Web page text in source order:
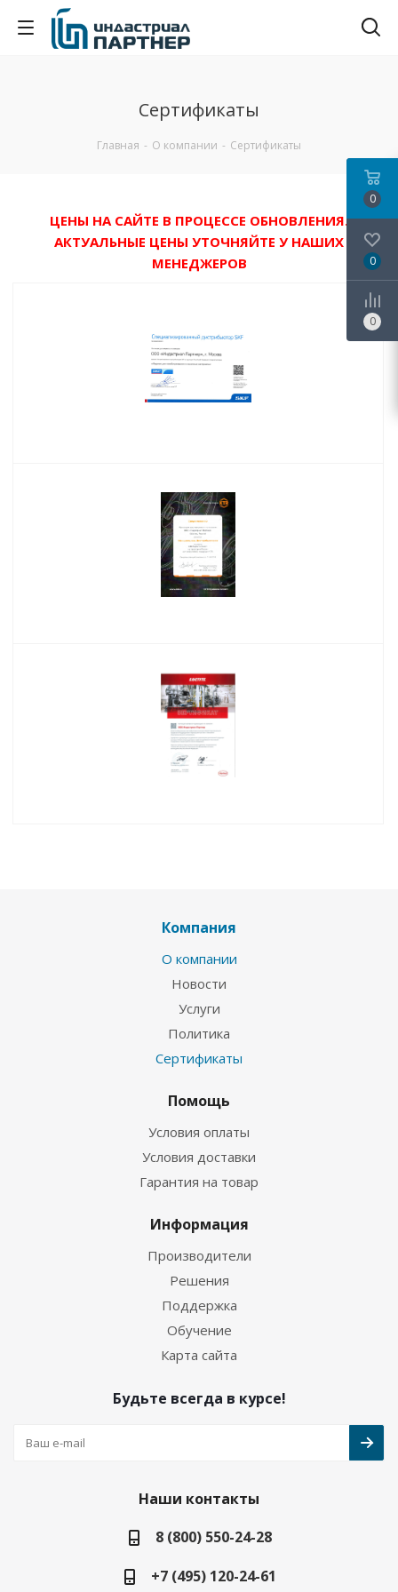
Сертификаты
Главная - О компании - Сертификаты
ЦЕНЫ НА САЙТЕ В ПРОЦЕССЕ ОБНОВЛЕНИЯ.
АКТУАЛЬНЫЕ ЦЕНЫ УТОЧНЯЙТЕ У НАШИХ
МЕНЕДЖЕРОВ
Компания
О компании
Новости
Услуги
Политика
Сертификаты
Помощь
Условия оплаты
Условия доставки
Гарантия на товар
Информация
Производители
Решения
Поддержка
Обучение
Карта сайта
Будьте всегда в курсе!
Наши контакты
8 (800) 550-24-28
+7 (495) 120-24-61
0
0
0